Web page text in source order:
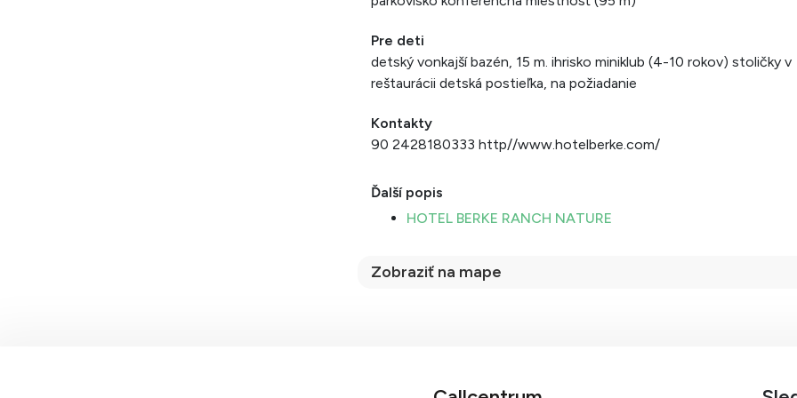
Pre deti
detský vonkajší bazén, 15 m. ihrisko miniklub (4-10 rokov) stoličky v
reštaurácii detská postieľka, na požiadanie
Kontakty
90 2428180333 http//www.hotelberke.com/
Ďalší popis
HOTEL BERKE RANCH NATURE
Zobraziť na mape